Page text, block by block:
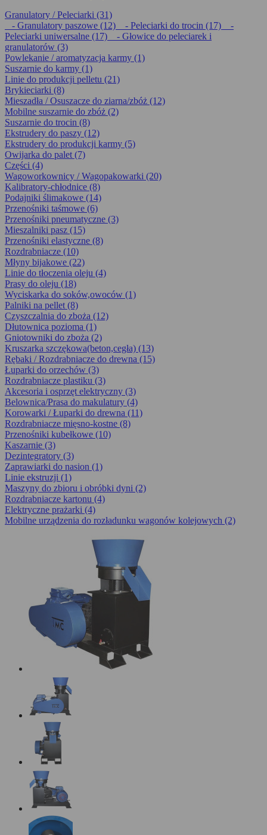
Granulatory / Peleciarki (31)
- Granulatory paszowe (12)
- Peleciarki do trocin (17)
-
Peleciarki uniwersalne (17)
- Głowice do peleciarek i
granulatorów (3)
Powlekanie / aromatyzacja karmy (1)
Suszarnie do karmy (1)
Linie do produkcji pelletu (21)
Brykieciarki (8)
Mieszadła / Osuszacze do ziarna/zbóż (12)
Mobilne suszarnie do zbóż (2)
Suszarnie do trocin (8)
Ekstrudery do paszy (12)
Ekstrudery do produkcji karmy (5)
Owijarka do palet (7)
Części (4)
Wagoworkownicy / Wagopakowarki (20)
Kalibratory-chłodnice (8)
Podajniki ślimakowe (14)
Przenośniki taśmowe (6)
Przenośniki pneumatyczne (3)
Mieszalniki pasz (15)
Przenośniki elastyczne (8)
Rozdrabniacze (10)
Młyny bijakowe (22)
Linie do tłoczenia oleju (4)
Prasy do oleju (18)
Wyciskarka do soków,owoców (1)
Palniki na pellet (8)
Czyszczalnia do zboża (12)
Dłutownica pozioma (1)
Gniotowniki do zboża (2)
Kruszarka szczękowa(beton,cegła) (13)
Rębaki / Rozdrabniacze do drewna (15)
Łuparki do orzechów (3)
Rozdrabniacze plastiku (3)
Akcesoria i osprzęt elektryczny (3)
Belownica/Prasa do makulatury (4)
Korowarki / Łuparki do drewna (11)
Rozdrabniacze mięsno-kostne (8)
Przenośniki kubełkowe (10)
Kaszarnie (3)
Dezintegra­tory (3)
Zaprawiarki do nasion (1)
Linie ekstruzji (1)
Maszyny do zbioru i obróbki dyni (2)
Rozdrabniacze kartonu (4)
Elektryczne prażarki (4)
Mobilne urządzenia do rozładunku wagonów kolejowych (2)